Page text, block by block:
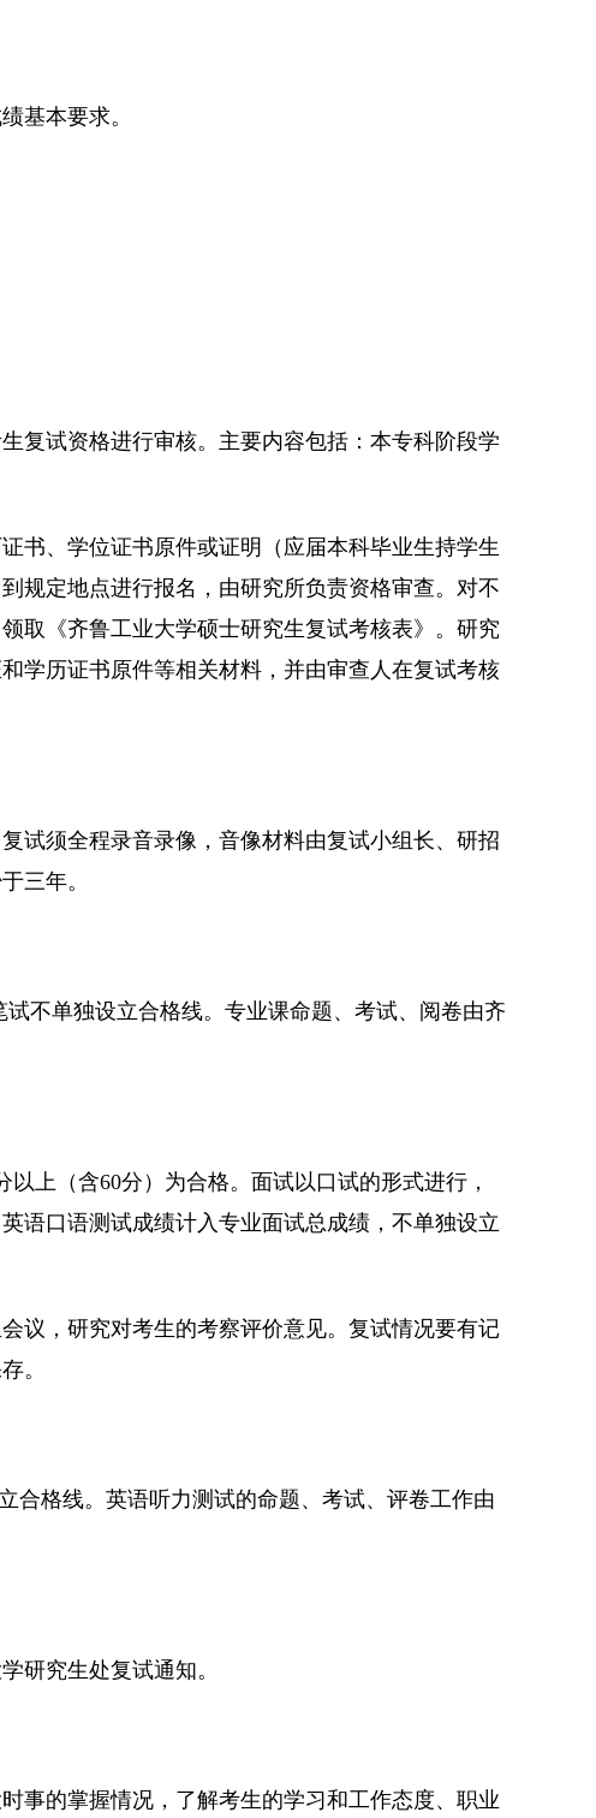
基本要求。
复试资格进行审核。主要内容包括：本专科阶段学
书、学位证书原件或证明（应届本科毕业生持学生
规定地点进行报名，由研究所负责资格审查。对不
取《齐鲁工业大学硕士研究生复试考核表》。研究
学历证书原件等相关材料，并由审查人在复试考核
试须全程录音录像，音像材料由复试小组长、研招
三年。
不单独设立合格线。专业课命题、考试、阅卷由齐
上（含60分）为合格。面试以口试的形式进行，
语口语测试成绩计入专业面试总成绩，不单独设立
议，研究对考生的考察评价意见。复试情况要有记
。
合格线。英语听力测试的命题、考试、评卷工作由
研究生处复试通知。
事的掌握情况，了解考生的学习和工作态度、职业